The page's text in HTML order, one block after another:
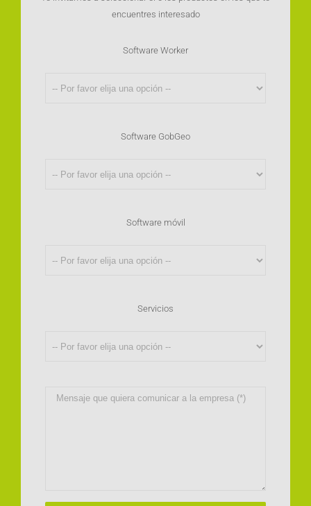
encuentres interesado
Software Worker
Software GobGeo
Software móvil
Servicios